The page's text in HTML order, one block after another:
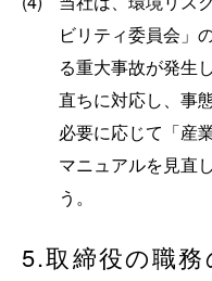
ビリティ委員会」
る重大事故が発生
直ちに対応し、事
必要に応じて「産
マニュアルを見直
う。
5.取締役の職